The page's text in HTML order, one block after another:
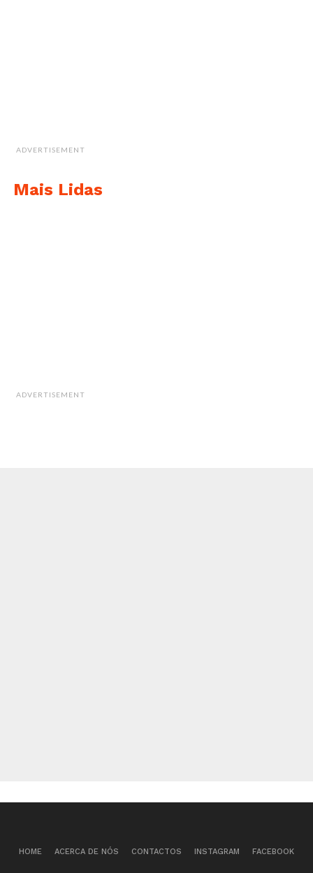
ADVERTISEMENT
Mais Lidas
ADVERTISEMENT
HOME ACERCA DE NÓS CONTACTOS INSTAGRAM FACEBOOK